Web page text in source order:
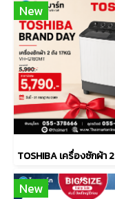
New
New